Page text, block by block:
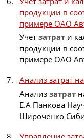
продукции в
примере ОАО
Учет затрати
продукции в
примере ОАО
Анализ затрат
Анализ затрат
Е.А Панкова
Широченко